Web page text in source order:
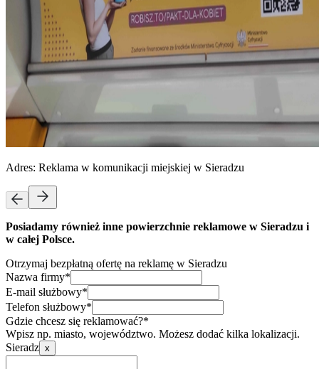
Adres: Reklama w komunikacji miejskiej w Sieradzu
Posiadamy również inne powierzchnie reklamowe w Sieradzu i
w całej Polsce.
Otrzymaj bezpłatną ofertę na reklamę w Sieradzu
Nazwa firmy*
E-mail służbowy*
Telefon służbowy*
Gdzie chcesz się reklamować?*
Wpisz np. miasto, województwo. Możesz dodać kilka lokalizacji.
Sieradz x